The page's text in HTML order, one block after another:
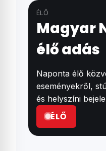
ÉLŐ
Magyar
élő adás
Naponta élő
eseményekről,
és helyszíni
ÉLŐ